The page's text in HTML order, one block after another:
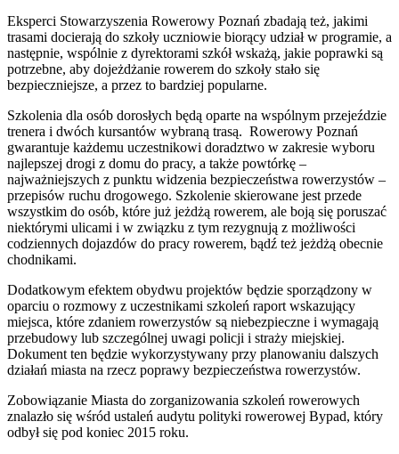
Eksperci Stowarzyszenia Rowerowy Poznań zbadają też, jakimi
trasami docierają do szkoły uczniowie biorący udział w programie, a
następnie, wspólnie z dyrektorami szkół wskażą, jakie poprawki są
potrzebne, aby dojeżdżanie rowerem do szkoły stało się
bezpieczniejsze, a przez to bardziej popularne.
Szkolenia dla osób dorosłych będą oparte na wspólnym przejeździe
trenera i dwóch kursantów wybraną trasą. Rowerowy Poznań
gwarantuje każdemu uczestnikowi doradztwo w zakresie wyboru
najlepszej drogi z domu do pracy, a także powtórkę –
najważniejszych z punktu widzenia bezpieczeństwa rowerzystów –
przepisów ruchu drogowego. Szkolenie skierowane jest przede
wszystkim do osób, które już jeżdżą rowerem, ale boją się poruszać
niektórymi ulicami i w związku z tym rezygnują z możliwości
codziennych dojazdów do pracy rowerem, bądź też jeżdżą obecnie
chodnikami.
Dodatkowym efektem obydwu projektów będzie sporządzony w
oparciu o rozmowy z uczestnikami szkoleń raport wskazujący
miejsca, które zdaniem rowerzystów są niebezpieczne i wymagają
przebudowy lub szczególnej uwagi policji i straży miejskiej.
Dokument ten będzie wykorzystywany przy planowaniu dalszych
działań miasta na rzecz poprawy bezpieczeństwa rowerzystów.
Zobowiązanie Miasta do zorganizowania szkoleń rowerowych
znalazło się wśród ustaleń audytu polityki rowerowej Bypad, który
odbył się pod koniec 2015 roku.